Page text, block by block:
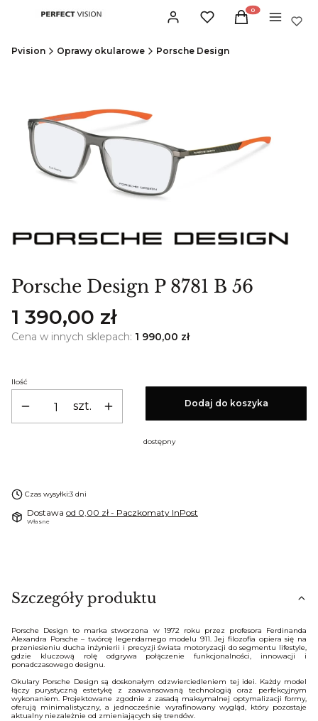
Zaloguj sięUlubione Produkty w
Koszyk Menu
Pvision Oprawy okularowe Porsche Design
Porsche Design P 8781 B 56
Cena
1 390,00 zł
Cena w innych sklepach: 1 990,00 zł
Ilość
szt. Dodaj do koszyka
dostępny
Czas wysyłki:3 dni
Dostawa od 0,00 zł - Paczkomaty InPost
Własne
Szczegóły produktu
Porsche Design to marka stworzona w 1972 roku przez profesora Ferdinanda
Alexandra Porsche – twórcę legendarnego modelu 911. Jej filozofia opiera się na
przeniesieniu ducha inżynierii i precyzji świata motoryzacji do segmentu lifestyle,
gdzie kluczową rolę odgrywa połączenie funkcjonalności, innowacji i
ponadczasowego designu.
Okulary Porsche Design są doskonałym odzwierciedleniem tej idei. Każdy model
łączy purystyczną estetykę z zaawansowaną technologią oraz perfekcyjnym
wykonaniem. Projektowane zgodnie z zasadą maksymalnej optymalizacji formy,
oferują minimalistyczny, a jednocześnie wyrafinowany wygląd, który pozostaje
aktualny niezależnie od zmieniających się trendów.